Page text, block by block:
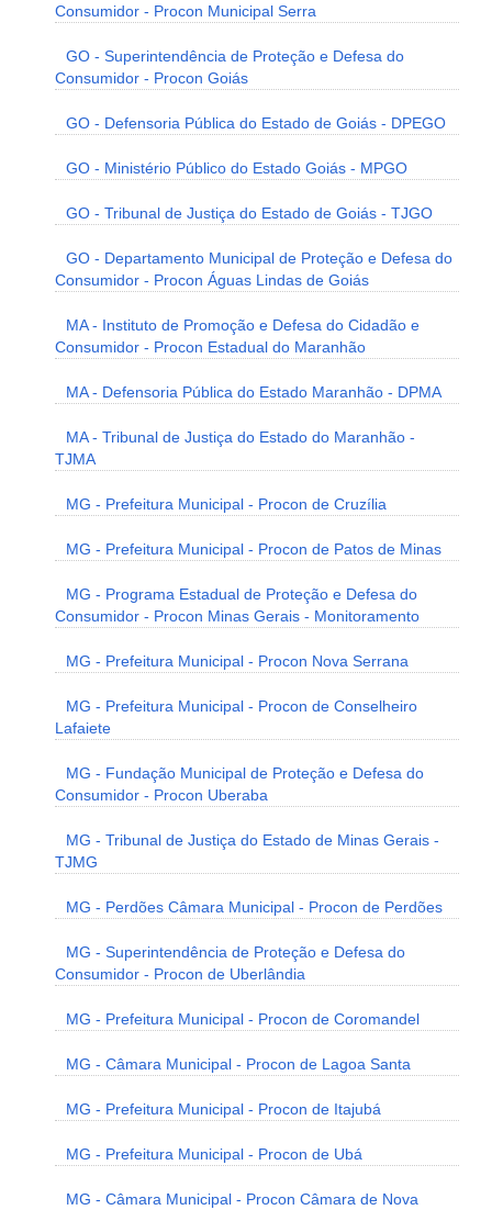
Consumidor - Procon Municipal Serra
GO - Superintendência de Proteção e Defesa do
Consumidor - Procon Goiás
GO - Defensoria Pública do Estado de Goiás - DPEGO
GO - Ministério Público do Estado Goiás - MPGO
GO - Tribunal de Justiça do Estado de Goiás - TJGO
GO - Departamento Municipal de Proteção e Defesa do
Consumidor - Procon Águas Lindas de Goiás
MA - Instituto de Promoção e Defesa do Cidadão e
Consumidor - Procon Estadual do Maranhão
MA - Defensoria Pública do Estado Maranhão - DPMA
MA - Tribunal de Justiça do Estado do Maranhão -
TJMA
MG - Prefeitura Municipal - Procon de Cruzília
MG - Prefeitura Municipal - Procon de Patos de Minas
MG - Programa Estadual de Proteção e Defesa do
Consumidor - Procon Minas Gerais - Monitoramento
MG - Prefeitura Municipal - Procon Nova Serrana
MG - Prefeitura Municipal - Procon de Conselheiro
Lafaiete
MG - Fundação Municipal de Proteção e Defesa do
Consumidor - Procon Uberaba
MG - Tribunal de Justiça do Estado de Minas Gerais -
TJMG
MG - Perdões Câmara Municipal - Procon de Perdões
MG - Superintendência de Proteção e Defesa do
Consumidor - Procon de Uberlândia
MG - Prefeitura Municipal - Procon de Coromandel
MG - Câmara Municipal - Procon de Lagoa Santa
MG - Prefeitura Municipal - Procon de Itajubá
MG - Prefeitura Municipal - Procon de Ubá
MG - Câmara Municipal - Procon Câmara de Nova